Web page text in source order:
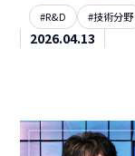
#R&D #技術分野
2026.04.13